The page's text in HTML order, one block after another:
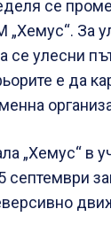
се
„Хемус“. За
се улесни
е да
„Хемус“ в
септември